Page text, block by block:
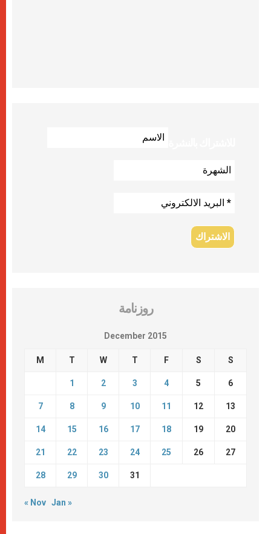
روزنامة
December 2015
M T W T F S S
1 2 3 4 5 6
7 8 9 10 11 12 13
14 15 16 17 18 19 20
21 22 23 24 25 26 27
28 29 30 31
« Nov Jan »